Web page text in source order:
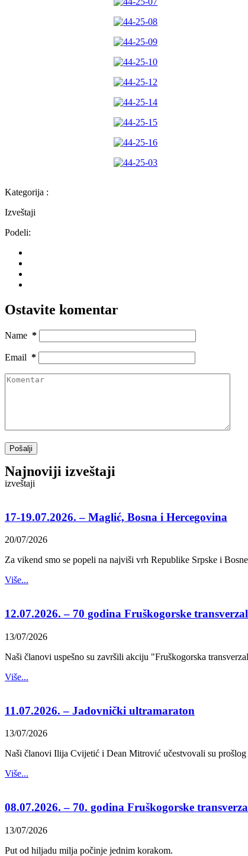
Kategorija :
Izveštaji
Podeli:
Ostavite komentar
Name *
Email *
Pošalji
Najnoviji izveštaji
izveštaji
17-19.07.2026. – Maglić, Bosna i Hercegovina
20/07/2026
Za vikend smo se popeli na najviši vrh Republike Srpske i
Više...
12.07.2026. – 70 godina Fruškogorske
13/07/2026
Naši članovi uspešno su završili akciju "Fruškogorska
Više...
11.07.2026. – Jadovnički ultramaraton
13/07/2026
Naši članovi Ilija Cvijetić i Dean Mitrović učestvovali su
Više...
08.07.2026. – 70. godina Fruškogorske
13/07/2026
Put od hiljadu milja počinje jednim korakom.